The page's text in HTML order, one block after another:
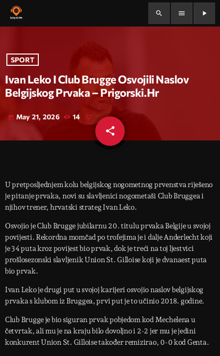
search menu play_arrow
SPORT
Ivan Leko I Club Brugge Osvojili Naslov
Belgijskog Prvaka – Prigorski.hr
today May 21, 2026 14
share
email
U pretposljednjem kolu belgijskog nogometnog prvenstva riješeno
je pitanje prvaka, novi su slavljenici nogometaši Club Bruggea i
njihov trener, hrvatski strateg Ivan Leko.
Osvojio je Club Brugge jubilarnu 20. titulu prvaka Belgije u svojoj
povijesti. Rekordna momčad po trofejima je i dalje Anderlecht koji
je 34 puta kroz povijest bio prvak, dok je treći na toj ljestvici
prošlosezonski slavljenik Union St. Gilloise koji je dvanaest puta
bio prvak.
Ivan Leko je drugi put u svojoj karijeri osvojio naslov belgijskog
prvaka s klubom iz Bruggea, prvi put je to učinio 2018. godine.
Club Brugge je bio siguran prvak pobjedom kod Mechelena u
četvrtak, ali mu je na kraju bilo dovoljno i 2-2 jer mu je jedini
konkurent Union St. Gilloise također remizirao, 0-0 kod Genta.